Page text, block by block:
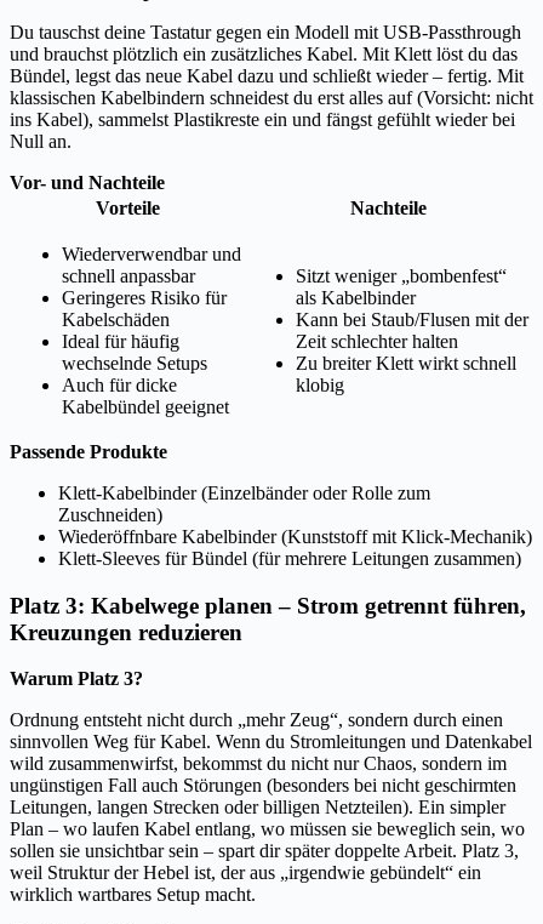
Du tauschst deine Tastatur gegen ein Modell mit USB-Passthrough
und brauchst plötzlich ein zusätzliches Kabel. Mit Klett löst du das
Bündel, legst das neue Kabel dazu und schließt wieder – fertig. Mit
klassischen Kabelbindern schneidest du erst alles auf (Vorsicht: nicht
ins Kabel), sammelst Plastikreste ein und fängst gefühlt wieder bei
Null an.
Vor- und Nachteile
Vorteile
Nachteile
Wiederverwendbar und
schnell anpassbar
Geringeres Risiko für
Kabelschäden
Ideal für häufig
wechselnde Setups
Auch für dicke
Kabelbündel geeignet
Sitzt weniger „bombenfest“
als Kabelbinder
Kann bei Staub/Flusen mit der
Zeit schlechter halten
Zu breiter Klett wirkt schnell
klobig
Passende Produkte
Klett-Kabelbinder (Einzelbänder oder Rolle zum
Zuschneiden)
Wiederöffnbare Kabelbinder (Kunststoff mit Klick-Mechanik)
Klett-Sleeves für Bündel (für mehrere Leitungen zusammen)
Platz 3: Kabelwege planen – Strom getrennt führen,
Kreuzungen reduzieren
Warum Platz 3?
Ordnung entsteht nicht durch „mehr Zeug“, sondern durch einen
sinnvollen Weg für Kabel. Wenn du Stromleitungen und Datenkabel
wild zusammenwirfst, bekommst du nicht nur Chaos, sondern im
ungünstigen Fall auch Störungen (besonders bei nicht geschirmten
Leitungen, langen Strecken oder billigen Netzteilen). Ein simpler
Plan – wo laufen Kabel entlang, wo müssen sie beweglich sein, wo
sollen sie unsichtbar sein – spart dir später doppelte Arbeit. Platz 3,
weil Struktur der Hebel ist, der aus „irgendwie gebündelt“ ein
wirklich wartbares Setup macht.